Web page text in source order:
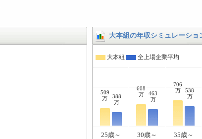
大本組の年収シミュレーショ
大本組 全上場企業平均
509
万
388
万
608
万
463
万
706
万
538
万
25歳～ 30歳～ 35歳～